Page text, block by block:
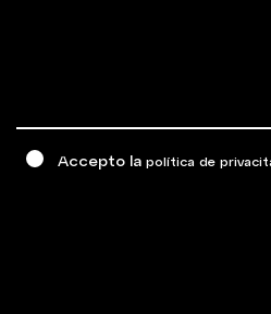
Accepto la política de